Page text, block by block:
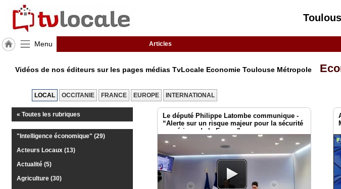
Menu Articles
Métropole
TvLocale
Accueil
RUBRIQUES
Vidéos de nos éditeurs sur les pages médias TvLocale Economie Toulouse Métropole
LOCAL OCCITANIE FRANCE EUROPE INTERNATIONAL
« Toutes les rubriques
"Intelligence économique" (29)
Acteurs Locaux (13)
Actualité (5)
Agriculture (30)
Le député Philippe Latombe communique -
“Alerte sur un risque majeur pour la sécurité
numérique de la France”